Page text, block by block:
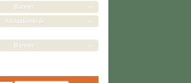
Banner
Aloldalainkról
Banner